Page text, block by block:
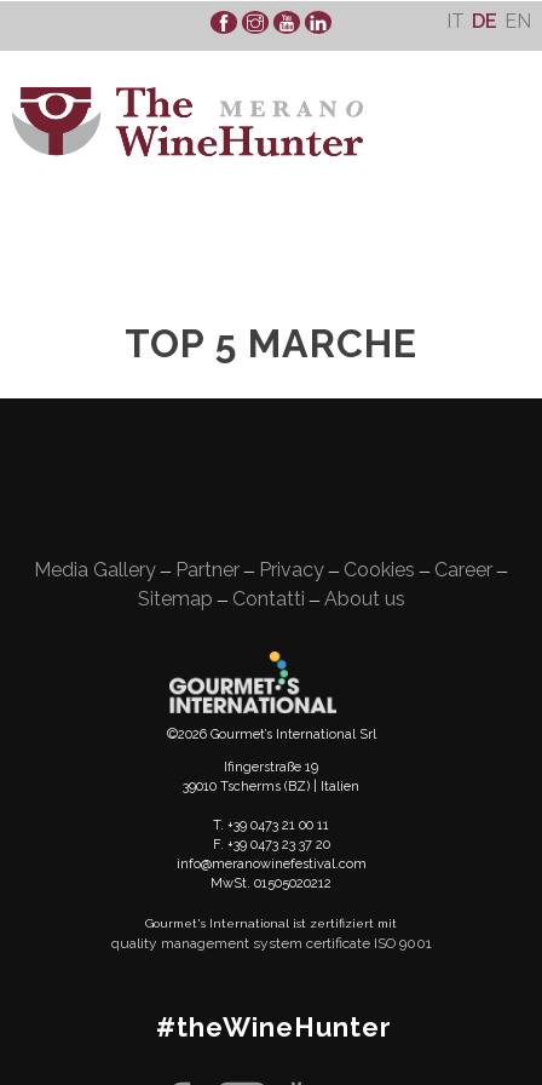
IT DE EN
TOP 5 MARCHE
Media Gallery — Partner — Privacy — Cookies — Career —
Sitemap — Contatti — About us
©2026 Gourmet’s International Srl
Ifingerstraße 19
39010 Tscherms (BZ) | Italien
T. +39 0473 21 00 11
F. +39 0473 23 37 20
info@meranowinefestival.com
MwSt. 01505020212
Gourmet's International ist zertifiziert mit
quality management system certificate ISO 9001
#theWineHunter